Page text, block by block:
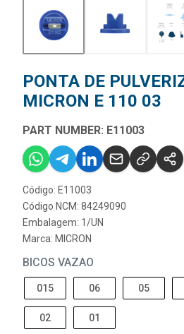
PONTA DE
MICRON E 110 03
PART NUMBER: E11003
Código: E11003
Código NCM: 84249090
Embalagem: 1/UN
Marca: MICRON
BICOS VAZAO
015 06 05
02 01